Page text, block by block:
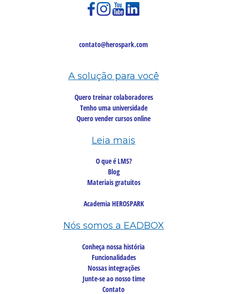
contato@herospark.com
A solução para você
Quero treinar colaboradores
Tenho uma universidade
Quero vender cursos online
Leia mais
O que é LMS?
Blog
Materiais gratuitos
Academia HEROSPARK
Nós somos a EADBOX
Conheça nossa história
Funcionalidades
Nossas integrações
Junte-se ao nosso time
Contato